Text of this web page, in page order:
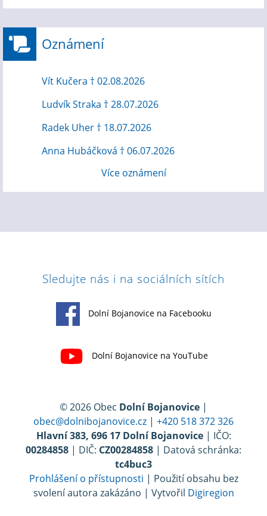
Oznámení
Vít Kučera † 02.08.2026
Ludvík Straka † 28.07.2026
Radek Uher † 18.07.2026
Anna Hubáčková † 06.07.2026
Více oznámení
Sledujte nás i na sociálních sítích
Dolní Bojanovice na Facebooku
Dolní Bojanovice na YouTube
© 2026 Obec Dolní Bojanovice |
obec@dolnibojanovice.cz | +420 518 372 326
Hlavní 383, 696 17 Dolní Bojanovice| IČO:
00284858 | DIČ: CZ00284858 | Datová schránka:
tc4buc3
Prohlášení o přístupnosti | Použití obsahu bez
svolení autora zakázáno | Vytvořil Digiregion